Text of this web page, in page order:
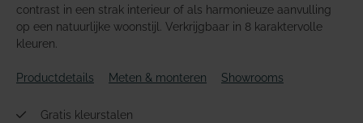
contrast in een strak interieur of als harmonieuze aanvulling
op een natuurlijke woonstijl. Verkrijgbaar in 8 karaktervolle
kleuren.
Productdetails Meten & monteren Showrooms
Gratis kleurstalen